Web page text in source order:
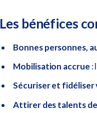
Les bénéfices
Bonnes personnes,
Mobilisation accrue :
Sécuriser et fidéliser
Attirer des talents